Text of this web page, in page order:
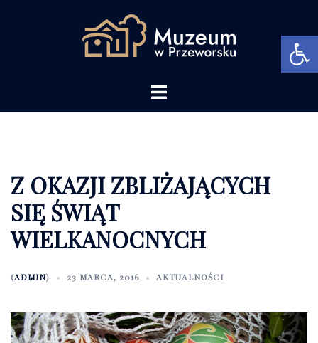
Menu
Z OKAZJI ZBLIŻAJĄCYCH
SIĘ ŚWIĄT
WIELKANOCNYCH
(ADMIN) 23 MARCA, 2016 AKTUALNOŚCI